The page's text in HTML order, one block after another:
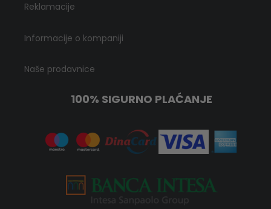
Reklamacije
Informacije o kompaniji
Naše prodavnice
100% SIGURNO PLAĆANJE